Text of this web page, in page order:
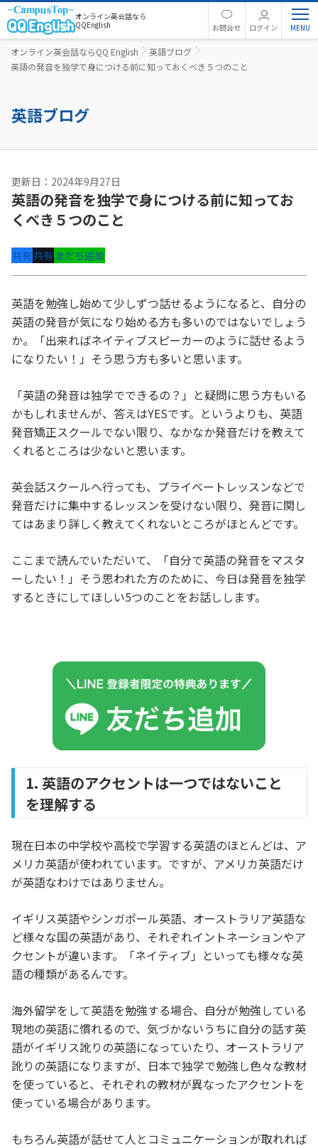
オンライン英会話なら
QQEnglish
お問合せ ログイン
オンライン英会話ならQQ English
英語ブログ
英語の発音を独学で身につける前に知っておくべき５つのこと
英語ブログ
更新日：2024年9月27日
英語の発音を独学で身につける前に知ってお
くべき５つのこと
共有共有友だち追加
英語を勉強し始めて少しずつ話せるようになると、自分の
英語の発音が気になり始める方も多いのではないでしょう
か。「出来ればネイティブスピーカーのように話せるよう
になりたい！」そう思う方も多いと思います。
「英語の発音は独学でできるの？」と疑問に思う方もいる
かもしれませんが、答えはYESです。というよりも、英語
発音矯正スクールでない限り、なかなか発音だけを教えて
くれるところは少ないと思います。
英会話スクールへ行っても、プライベートレッスンなどで
発音だけに集中するレッスンを受けない限り、発音に関し
てはあまり詳しく教えてくれないところがほとんどです。
ここまで読んでいただいて、「自分で英語の発音をマスタ
ーしたい！」そう思われた方のために、今日は発音を独学
するときにしてほしい5つのことをお話しします。
1. 英語のアクセントは一つではないこと
を理解する
現在日本の中学校や高校で学習する英語のほとんどは、ア
メリカ英語が使われています。ですが、アメリカ英語だけ
が英語なわけではありません。
イギリス英語やシンガポール英語、オーストラリア英語な
ど様々な国の英語があり、それぞれイントネーションやア
クセントが違います。「ネイティブ」といっても様々な英
語の種類があるんです。
海外留学をして英語を勉強する場合、自分が勉強している
現地の英語に慣れるので、気づかないうちに自分の話す英
語がイギリス訛りの英語になっていたり、オーストラリア
訛りの英語になりますが、日本で独学で勉強し色々な教材
を使っていると、それぞれの教材が異なったアクセントを
使っている場合があります。
もちろん英語が話せて人とコミュニケーションが取れれば